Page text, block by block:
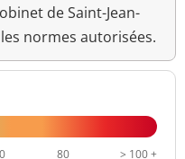
de Saint-Jean-
normes autorisées.
80 > 100 +